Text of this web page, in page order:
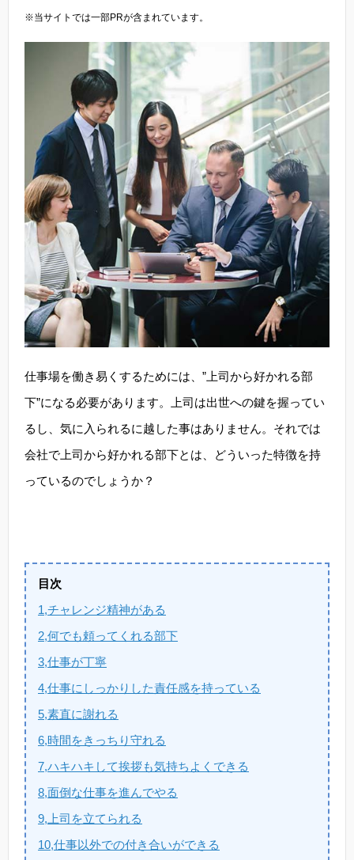
※当サイトでは一部PRが含まれています。
仕事場を働き易くするためには、”上司から好かれる部
下”になる必要があります。上司は出世への鍵を握ってい
るし、気に入られるに越した事はありません。それでは
会社で上司から好かれる部下とは、どういった特徴を持
っているのでしょうか？
目次
1,チャレンジ精神がある
2,何でも頼ってくれる部下
3,仕事が丁寧
4,仕事にしっかりした責任感を持っている
5,素直に謝れる
6,時間をきっちり守れる
7,ハキハキして挨拶も気持ちよくできる
8,面倒な仕事を進んでやる
9,上司を立てられる
10,仕事以外での付き合いができる